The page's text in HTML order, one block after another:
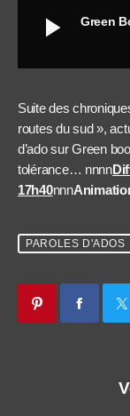
play_arrow Green
Suite des
routes du sud »,
d’ado sur Green
tolérance… nnnn
17h40nnn
PAROLES D'ADOS